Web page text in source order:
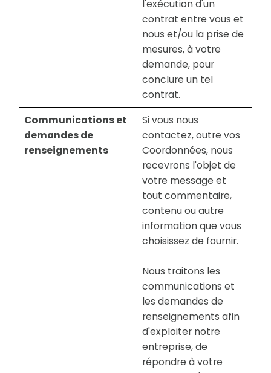
l'exécution d'un
contrat entre vous et
nous et/ou la prise de
mesures, à votre
demande, pour
conclure un tel
contrat.
Communications et
demandes de
renseignements
Si vous nous
contactez, outre vos
Coordonnées, nous
recevrons l'objet de
votre message et
tout commentaire,
contenu ou autre
information que vous
choisissez de fournir.
Nous traitons les
communications et
les demandes de
renseignements afin
d'exploiter notre
entreprise, de
répondre à votre